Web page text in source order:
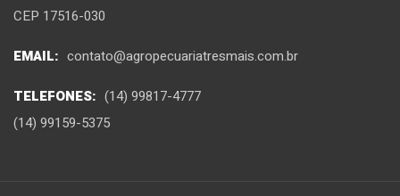
CEP 17516-030
EMAIL: contato@agropecuariatresmais.com.br
TELEFONES: (14) 99817-4777
(14) 99159-5375